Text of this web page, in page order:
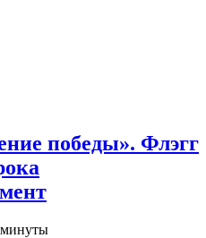
победы». Флэгг